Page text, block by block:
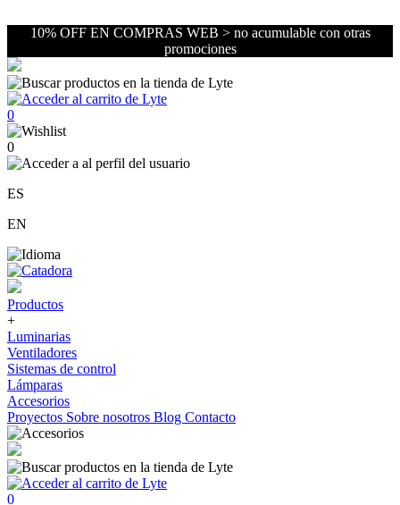
10% OFF EN COMPRAS WEB > no acumulable con otras
promociones
0
0
ES
EN
Productos
+
Luminarias
Ventiladores
Sistemas de control
Lámparas
Accesorios
Proyectos Sobre nosotros Blog Contacto
0